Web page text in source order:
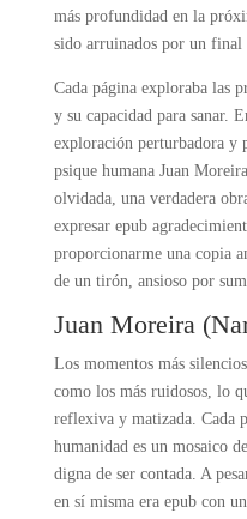
más profundidad en la
sido arruinados por un final
Cada página exploraba las
y su capacidad para sanar.
exploración perturbadora y
psique humana Juan
olvidada, una verdadera
expresar epub
proporcionarme una copia
de un tirón, ansioso por
Juan Moreira
Los momentos más
como los más ruidosos, lo
reflexiva y matizada. Cada
humanidad es un mosaico
digna de ser contada. A
en sí misma era epub con